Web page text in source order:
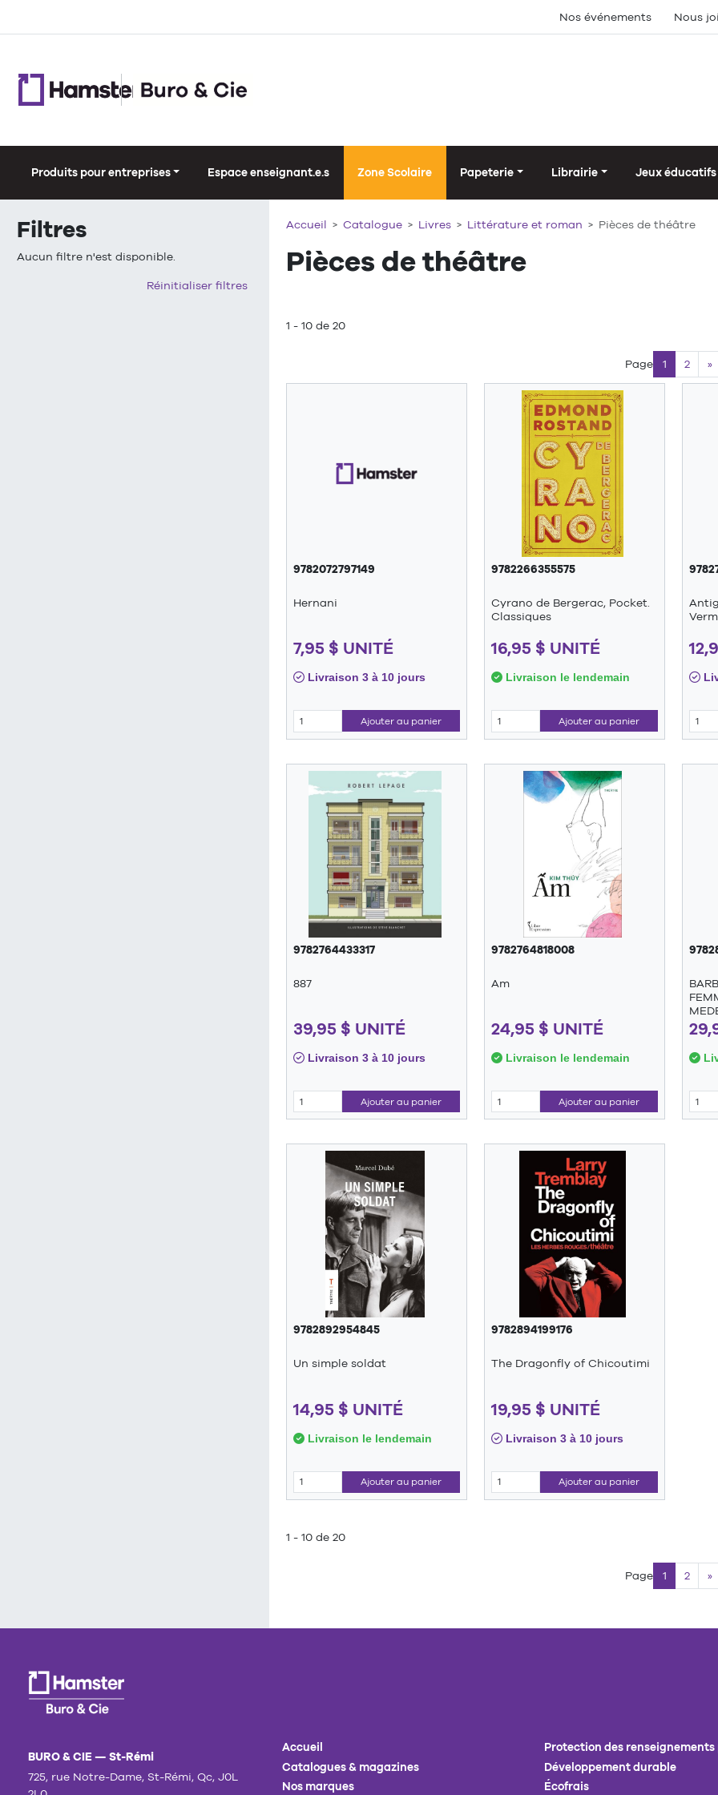
Nos événements Nous
Produits pour entreprises Espace enseignant.e.s Zone Scolaire Papeterie Librairie Jeux éducatifs
Filtres
Aucun filtre n'est disponible.
Réinitialiser filtres
Accueil Catalogue Livres Littérature et roman Pièces de théâtre
Pièces de théâtre
1 - 10 de 20
Page 1 2 »
9782072797149
Hernani
7,95 $ UNITÉ
Livraison 3 à 10 jours
Ajouter au panier
9782266355575
Cyrano de Bergerac, Pocket.
Classiques
16,95 $ UNITÉ
Livraison le lendemain
Ajouter au panier
9782764433317
887
39,95 $ UNITÉ
Livraison 3 à 10 jours
Ajouter au panier
9782764818008
Am
24,95 $ UNITÉ
Livraison le lendemain
Ajouter au panier
9782892954845
Un simple soldat
14,95 $ UNITÉ
Livraison le lendemain
Ajouter au panier
9782894199176
The Dragonfly of Chicoutimi
19,95 $ UNITÉ
Livraison 3 à 10 jours
Ajouter au panier
1 - 10 de 20
Page 1 2 »
BURO & CIE — St-Rémi
725, rue Notre-Dame, St-Rémi, Qc, J0L
Accueil
Catalogues & magazines
Nos marques
Protection des renseignements
Développement durable
Écofrais